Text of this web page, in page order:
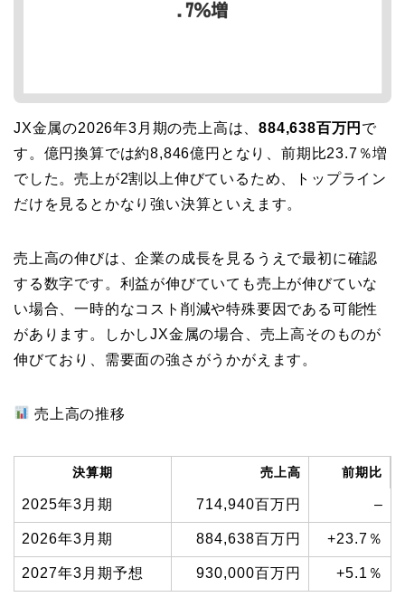
JX金属の2026年3月期の売上高は、884,638百万円 で
す。億円換算では約8,846億円となり、前期比23.7％増
でした。売上が2割以上伸びているため、トップライン
だけを見るとかなり強い決算といえます。
売上高の伸びは、企業の成長を見るうえで最初に確認
する数字です。利益が伸びていても売上が伸びていな
い場合、一時的なコスト削減や特殊要因である可能性
があります。しかしJX金属の場合、売上高そのものが
伸びており、需要面の強さがうかがえます。
売上高の推移
決算期 売上高 前期比
2025年3月期 714,940百万円 –
2026年3月期 884,638百万円 +23.7％
2027年3月期予想 930,000百万円 +5.1％